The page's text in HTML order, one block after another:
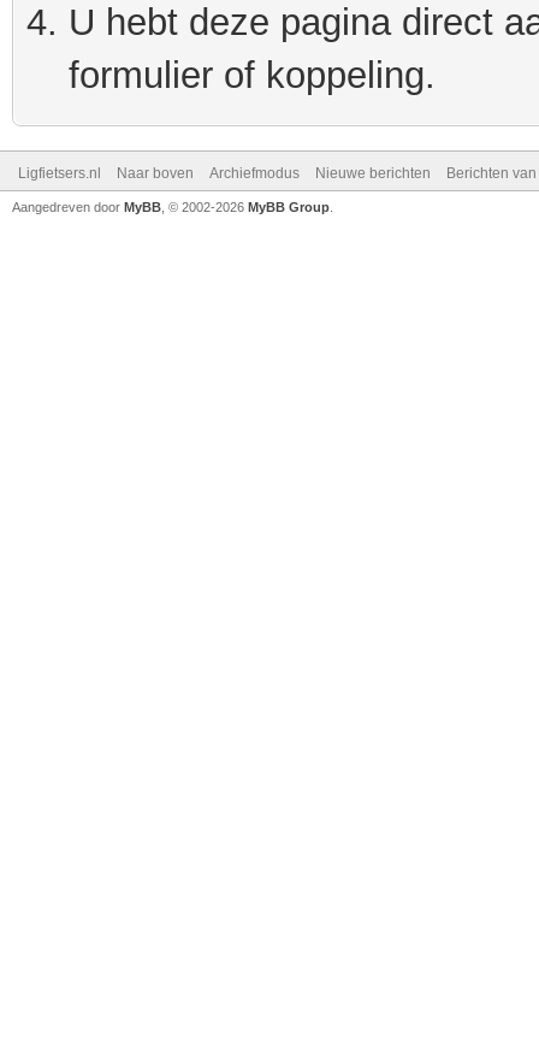
U hebt deze pagina direct
formulier of koppeling.
Ligfietsers.nl Naar boven Archiefmodus Nieuwe berichten Berichten
Aangedreven door MyBB , © 2002-2026 MyBB Group